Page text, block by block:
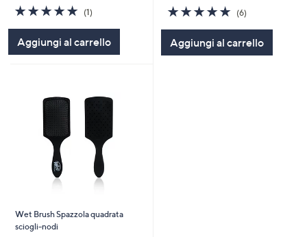
5.0
of
Stars
(1)1
Aggiungi al carrello
5.0
of
Stars
(6)6
Aggiungi al carrello
Wet Brush Spazzola quadrata
sciogli-nodi